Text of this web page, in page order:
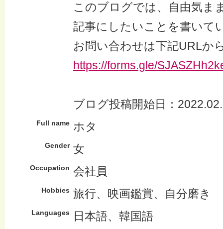
このブログでは、自由気ま
記事にしたいことを書いて
お問い合わせは下記URLか
https://forms.gle/
ブログ投稿開始日：
Full name ホタ
Gender 女
Occupation 会社員
Hobbies 旅行、映画鑑賞、自分磨き
Languages 日本語、韓国語